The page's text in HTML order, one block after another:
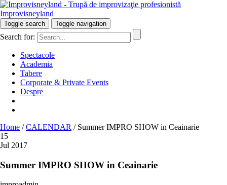
Improvisneyland
Toggle search Toggle navigation
Search for:
Spectacole
Academia
Tabere
Corporate & Private Events
Despre
Home /CALENDAR / Summer IMPRO SHOW in Ceainarie
15
Jul 2017
Summer IMPRO SHOW in Ceainarie